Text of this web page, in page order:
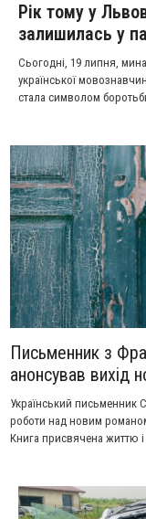
Рік тому у
залишилась у
Сьогодні, 19 липня,
української
стала символом
Письменник з
анонсував вихід
Український письменник
роботи над новим
Книга присвячена життю